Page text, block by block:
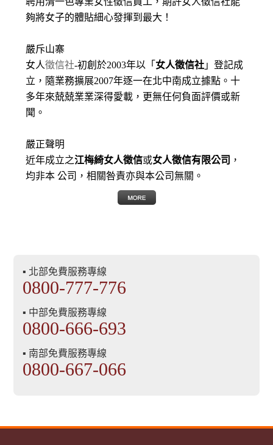
夠將女子的體貼細心發揮到最大 ！
嚴斥山寨
女人徵信社-初創於2003年以「 女人徵信社 」登記成
立，隨業務擴展2007年逐一在北中南成立據點。十
多年來兢兢業業深得愛載，更無任何負面評價或新
聞。
嚴正聲明
近年成立之江梅綺女人徵信或女人徵信有限公司 ，
均非本 公司，相關咎責亦與本公司無關。
▪ 北部免費服務專線
0800-777-776
▪ 中部免費服務專線
0800-666-693
▪ 南部免費服務專線
0800-667-066